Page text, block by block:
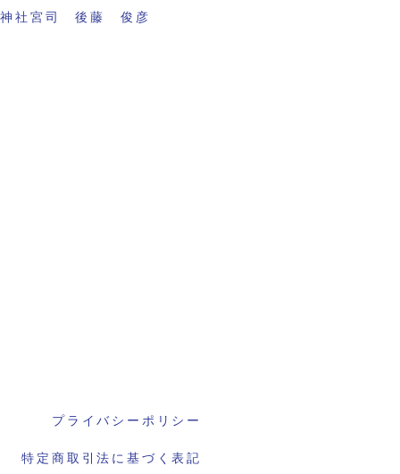
神社宮司 後藤 俊彦
プライバシーポリシー
特定商取引法に基づく表記